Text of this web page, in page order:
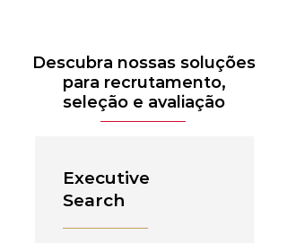
Descubra nossas soluções
para recrutamento,
seleção e avaliação
Executive
Search